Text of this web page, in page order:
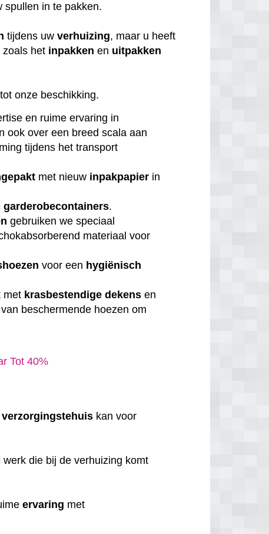
spullen in te pakken.
tijdens uwverhuizing, maar u heeft
zoals het inpakken en uitpakken
onze beschikking.
en ruime ervaring in
ook over een breed scala aan
tijdens het transport
met nieuw inpakpapier in
garderobecontainers.
gebruiken we speciaal
materiaal voor
voor een hygiënisch
met krasbestendige dekens en
beschermende hoezen om
Tot 40%
verzorgingstehuis kan voor
die bij de verhuizing komt
ervaring met